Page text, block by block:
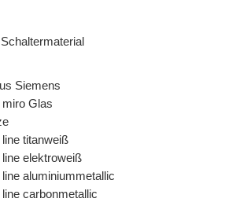
Siemens
miro Glas
titanweiß
elektroweiß
aluminiummetallic
carbonmetallic